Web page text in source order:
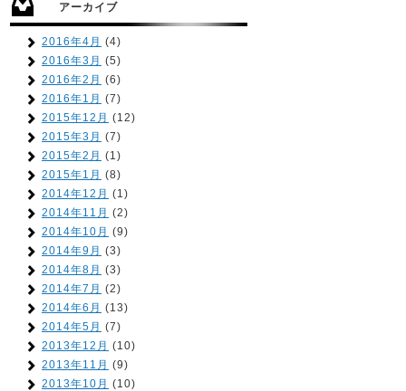
アーカイブ
2016年4月 (4)
2016年3月 (5)
2016年2月 (6)
2016年1月 (7)
2015年12月 (12)
2015年3月 (7)
2015年2月 (1)
2015年1月 (8)
2014年12月 (1)
2014年11月 (2)
2014年10月 (9)
2014年9月 (3)
2014年8月 (3)
2014年7月 (2)
2014年6月 (13)
2014年5月 (7)
2013年12月 (10)
2013年11月 (9)
2013年10月 (10)